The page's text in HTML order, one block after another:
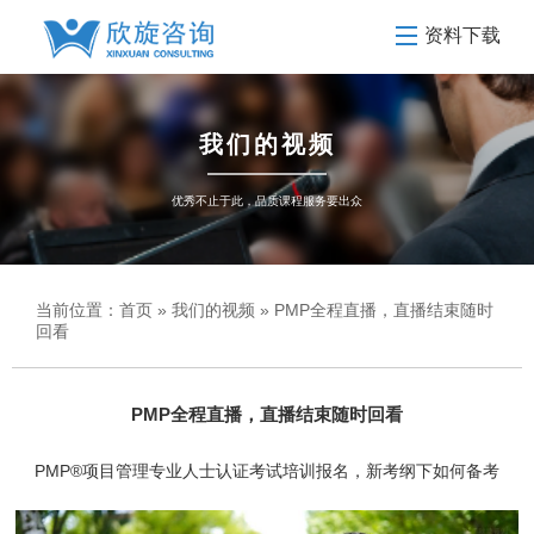
资料下载
我们的视频
优秀不止于此，品质课程服务要出众
当前位置： 首页 » 我们的视频 » PMP全程直播，直播结束随时
回看
PMP全程直播，直播结束随时回看
PMP®项目管理专业人士认证考试培训报名，新考纲下如何备考